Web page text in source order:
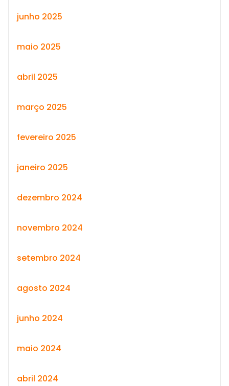
junho 2025
maio 2025
abril 2025
março 2025
fevereiro 2025
janeiro 2025
dezembro 2024
novembro 2024
setembro 2024
agosto 2024
junho 2024
maio 2024
abril 2024